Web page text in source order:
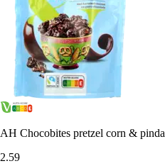
AH Chocobites pretzel corn & pinda
2.59